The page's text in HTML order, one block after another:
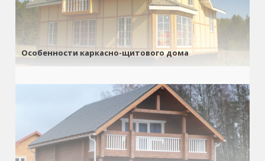
Особенности каркасно-щитового дома